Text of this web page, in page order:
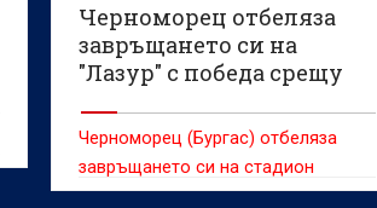
Черноморец отбеляза
завръщането си на
"Лазур" с победа срещу
Черноморец (Бургас) отбеляза
завръщането си на стадион
"Лазур" с победа с 1:0 срещу Берое